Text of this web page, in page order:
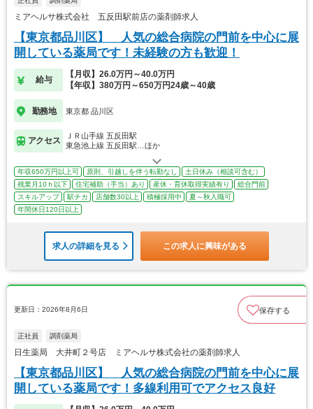
ミアヘルサ株式会社 五反田駅前店の薬剤師求人
【東京都品川区】 人気の総合病院の門前を中心に展
開している薬局です！未経験の方も歓迎！
給与
【月収】26.0万円～40.0万円
【年収】380万円～650万円24歳～40歳
勤務地 東京都 品川区
アクセス
ＪＲ山手線 五反田駅
東急池上線 五反田駅…ほか
年収650万円以上可 原則、引越しを伴う転勤なし
土日休み（相談可含む）
残業月10ｈ以下
住宅補助（手当）あり 産休・育休取得実績有り
総合門前
スキルアップ
駅チカ 店舗数30以上 積極採用中
夏～秋入職可
年間休日120日以上
求人の詳細を見る この求人に興味がある
更新日：2026年8月6日 保存する
正社員 調剤薬局
日生薬局 大井町２号店 ミアヘルサ株式会社の薬剤師求人
【東京都品川区】 人気の総合病院の門前を中心に展
開している薬局です！多線利用可でアクセス良好